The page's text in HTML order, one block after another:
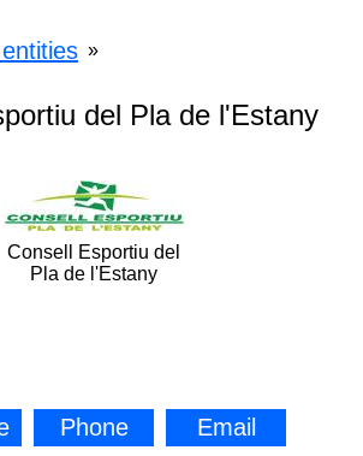
»
del Pla de l'Estany
Consell Esportiu del
Pla de l'Estany
Phone Email